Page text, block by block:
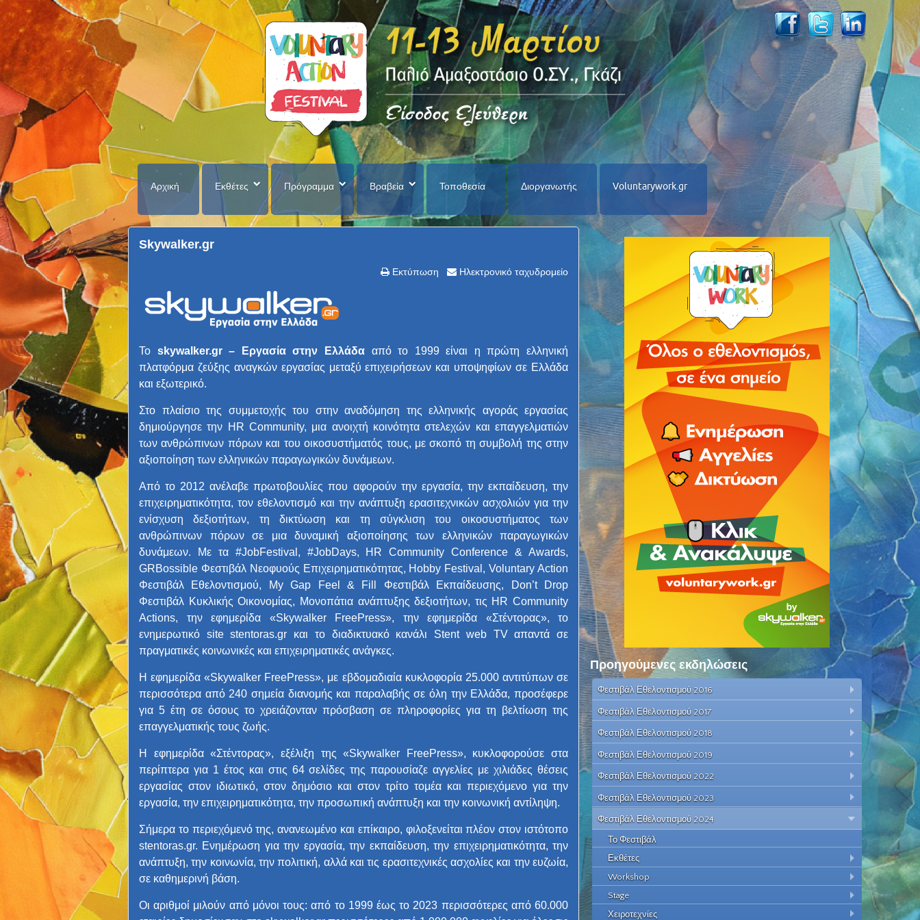
Αρχική Εκθέτες Πρόγραμμα Βραβεία Τοποθεσία Διοργανωτής Voluntarywork.gr
Skywalker.gr
Εκτύπωση Ηλεκτρονικό ταχυδρομείο
Το skywalker.gr – Εργασία στην Ελλάδααπό το 1999 είναι η πρώτη ελληνική
πλατφόρμα ζεύξης αναγκών εργασίας μεταξύ επιχειρήσεων και υποψηφίων σε Ελλάδα
και εξωτερικό.
Στο πλαίσιο της συμμετοχής του στην αναδόμηση της ελληνικής αγοράς εργασίας
δημιούργησε την HR Community, μια ανοιχτή κοινότητα στελεχών και επαγγελματιών
των ανθρώπινων πόρων και του οικοσυστήματός τους, με σκοπό τη συμβολή της στην
αξιοποίηση των ελληνικών παραγωγικών δυνάμεων.
Από το 2012 ανέλαβε πρωτοβουλίες που αφορούν την εργασία, την εκπαίδευση, την
επιχειρηματικότητα, τον εθελοντισμό και την ανάπτυξη ερασιτεχνικών ασχολιών για την
ενίσχυση δεξιοτήτων, τη δικτύωση και τη σύγκλιση του οικοσυστήματος των
ανθρώπινων πόρων σε μια δυναμική αξιοποίησης των ελληνικών παραγωγικών
δυνάμεων. Με τα #JobFestival, #JobDays, HR Community Conference & Awards,
GRBossible Φεστιβάλ Νεοφυούς Επιχειρηματικότητας, Hobby Festival, Voluntary Action
Φεστιβάλ Εθελοντισμού, My Gap Feel & Fill Φεστιβάλ Εκπαίδευσης, Don’t Drop
Φεστιβάλ Κυκλικής Οικονομίας, Μονοπάτια ανάπτυξης δεξιοτήτων, τις HR Community
Actions, την εφημερίδα «Skywalker FreePress», την εφημερίδα «Στέντορας», το
ενημερωτικό site stentoras.gr και το διαδικτυακό κανάλι Stent web TV απαντά σε
πραγματικές κοινωνικές και επιχειρηματικές ανάγκες.
H εφημερίδα «Skywalker FreePress», με εβδομαδιαία κυκλοφορία 25.000 αντιτύπων σε
περισσότερα από 240 σημεία διανομής και παραλαβής σε όλη την Ελλάδα, προσέφερε
για 5 έτη σε όσους το χρειάζονταν πρόσβαση σε πληροφορίες για τη βελτίωση της
επαγγελματικής τους ζωής.
Η εφημερίδα «Στέντορας», εξέλιξη της «Skywalker FreePress», κυκλοφορούσε στα
περίπτερα για 1 έτος και στις 64 σελίδες της παρουσίαζε αγγελίες με χιλιάδες θέσεις
εργασίας στον ιδιωτικό, στον δημόσιο και στον τρίτο τομέα και περιεχόμενο για την
εργασία, την επιχειρηματικότητα, την προσωπική ανάπτυξη και την κοινωνική αντίληψη.
Σήμερα το περιεχόμενό της, ανανεωμένο και επίκαιρο, φιλοξενείται πλέον στον ιστότοπο
stentoras.gr. Ενημέρωση για την εργασία, την εκπαίδευση, την επιχειρηματικότητα, την
ανάπτυξη, την κοινωνία, την πολιτική, αλλά και τις ερασιτεχνικές ασχολίες και την ευζωία,
σε καθημερινή βάση.
Οι αριθμοί μιλούν από μόνοι τους: από το 1999 έως το 2023 περισσότερες από 60.000
Προηγούμενες εκδηλώσεις
Φεστιβάλ Εθελοντισμού 2016
Φεστιβάλ Εθελοντισμού 2017
Φεστιβάλ Εθελοντισμού 2018
Φεστιβάλ Εθελοντισμού 2019
Φεστιβάλ Εθελοντισμού 2022
Φεστιβάλ Εθελοντισμού 2023
Φεστιβάλ Εθελοντισμού 2024
Το Φεστιβάλ
Εκθέτες
Workshop
Stage
Χειροτεχνίες